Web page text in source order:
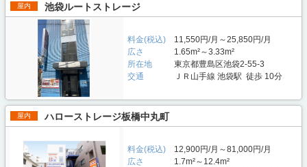
屋内 池袋ルートストレージ
料金(税込)
11,550円/月～25,850円/月
広さ
1.65m²～3.33m²
所在地
東京都豊島区池袋2-55-3
交通
ＪＲ山手線 池袋駅 徒歩 10分
屋内 ハローストレージ板橋中丸町
料金(税込)
12,900円/月～81,000円/月
広さ
1.7m²～12.4m²